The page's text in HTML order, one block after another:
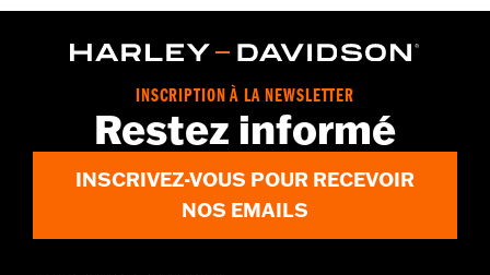
Functional Features:Waterproof
Dimension Description: SHAFT HEIGHT: 7” / HEEL HEIGHT:
INSCRIPTION À LA NEWSLETTER
Restez informé
INSCRIVEZ-VOUS POUR RECEVOIR
NOS EMAILS